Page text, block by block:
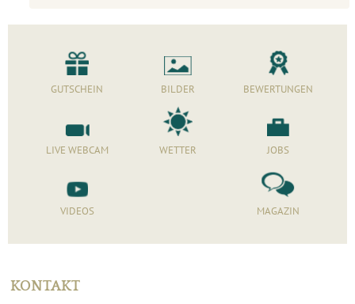
GUTSCHEIN BILDER BEWERTUNGEN
LIVE WEBCAM WETTER JOBS
VIDEOS MAGAZIN
KONTAKT